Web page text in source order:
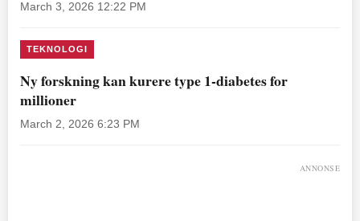
March 3, 2026 12:22 PM
TEKNOLOGI
Ny forskning kan kurere type 1-diabetes for
millioner
March 2, 2026 6:23 PM
ANNONSE